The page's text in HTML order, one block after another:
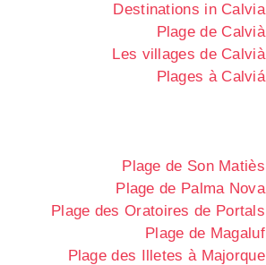
Destinations in Calvia
Plage de Calvià
Les villages de Calvià
Plages à Calviá
Plage de Son Matiès
Plage de Palma Nova
Plage des Oratoires de Portals
Plage de Magaluf
Plage des Illetes à Majorque